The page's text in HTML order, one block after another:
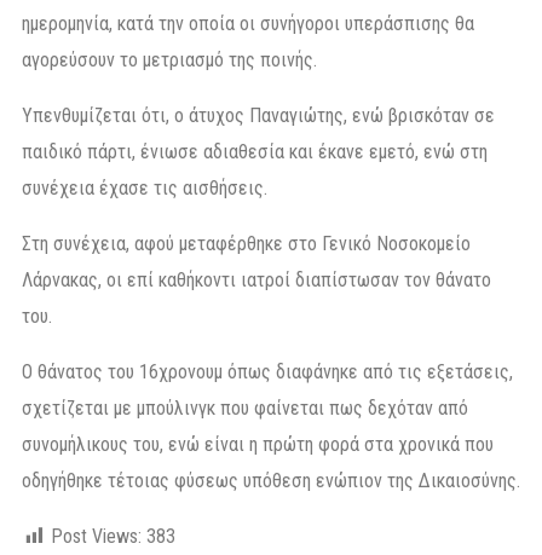
ημερομηνία, κατά την οποία οι συνήγοροι υπεράσπισης θα
αγορεύσουν το μετριασμό της ποινής.
Υπενθυμίζεται ότι, ο άτυχος Παναγιώτης, ενώ βρισκόταν σε
παιδικό πάρτι, ένιωσε αδιαθεσία και έκανε εμετό, ενώ στη
συνέχεια έχασε τις αισθήσεις.
Στη συνέχεια, αφού μεταφέρθηκε στο Γενικό Νοσοκομείο
Λάρνακας, οι επί καθήκοντι ιατροί διαπίστωσαν τον θάνατο
του.
Ο θάνατος του 16χρονουμ όπως διαφάνηκε από τις εξετάσεις,
σχετίζεται με μπούλινγκ που φαίνεται πως δεχόταν από
συνομήλικους του, ενώ είναι η πρώτη φορά στα χρονικά που
οδηγήθηκε τέτοιας φύσεως υπόθεση ενώπιον της Δικαιοσύνης.
Post Views: 383